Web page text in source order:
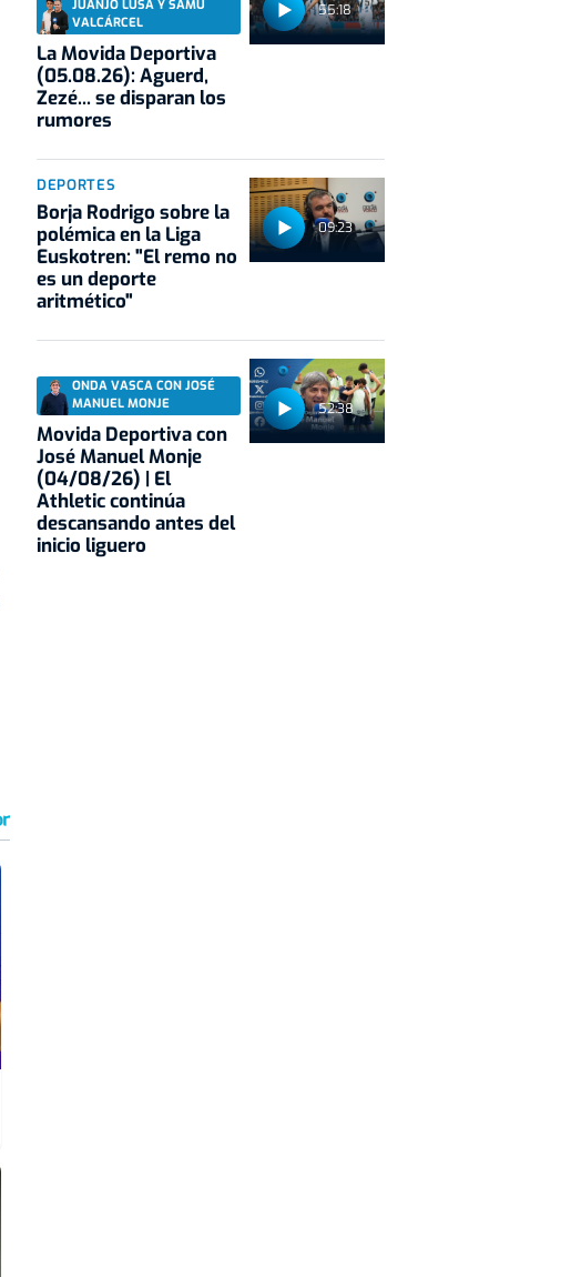
55:18
JUANJO LUSA Y SAMU
VALCÁRCEL
La Movida Deportiva
(05.08.26): Aguerd,
Zezé... se disparan los
rumores
09:23
DEPORTES
Borja Rodrigo sobre la
polémica en la Liga
Euskotren: "El remo no
es un deporte
aritmético"
52:38
ONDA VASCA CON JOSÉ
MANUEL MONJE
Movida Deportiva con
José Manuel Monje
(04/08/26) | El
Athletic continúa
descansando antes del
inicio liguero